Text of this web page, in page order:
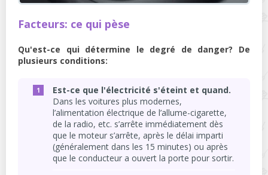
Facteurs: ce qui pèse
Qu'est-ce qui détermine le degré de danger? De
plusieurs conditions:
Est-ce que l'électricité s'éteint et quand.
Dans les voitures plus modernes,
l’alimentation électrique de l’allume-cigarette,
de la radio, etc. s’arrête immédiatement dès
que le moteur s’arrête, après le délai imparti
(généralement dans les 15 minutes) ou après
que le conducteur a ouvert la porte pour sortir.